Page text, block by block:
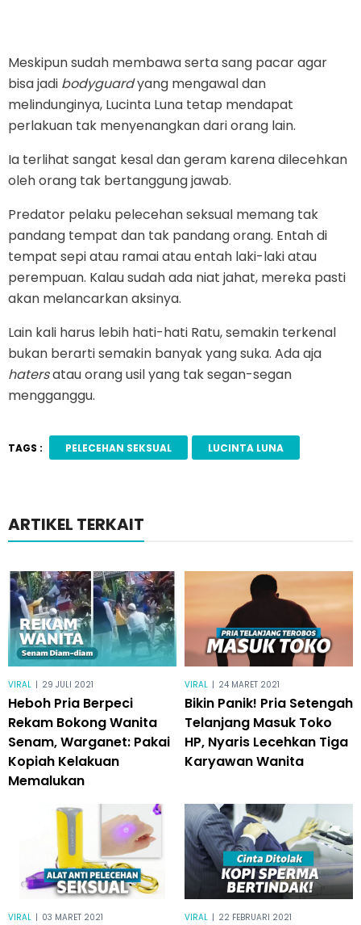
Meskipun sudah membawa serta sang pacar agar
bisa jadi bodyguardyang mengawal dan
melindunginya, Lucinta Luna tetap mendapat
perlakuan tak menyenangkan dari orang lain.
Ia terlihat sangat kesal dan geram karena dilecehkan
oleh orang tak bertanggung jawab.
Predator pelaku pelecehan seksual memang tak
pandang tempat dan tak pandang orang. Entah di
tempat sepi atau ramai atau entah laki-laki atau
perempuan. Kalau sudah ada niat jahat, mereka pasti
akan melancarkan aksinya.
Lain kali harus lebih hati-hati Ratu, semakin terkenal
bukan berarti semakin banyak yang suka. Ada aja
hatersatau orang usil yang tak segan-segan
mengganggu.
TAGS : PELECEHAN SEKSUAL LUCINTA LUNA
ARTIKEL TERKAIT
VIRAL | 29 JULI 2021
Heboh Pria Berpeci
Rekam Bokong Wanita
Senam, Warganet: Pakai
Kopiah Kelakuan
Memalukan
VIRAL | 24 MARET 2021
Bikin Panik! Pria Setengah
Telanjang Masuk Toko
HP, Nyaris Lecehkan Tiga
Karyawan Wanita
VIRAL | 03 MARET 2021 VIRAL | 22 FEBRUARI 2021